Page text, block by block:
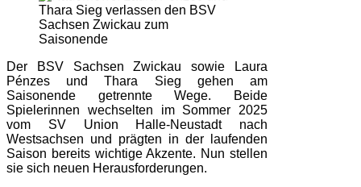
Der BSV Sachsen Zwickau sowie Laura
Pénzes und Thara Sieg gehen am
Saisonende getrennte Wege. Beide
Spielerinnen wechselten im Sommer 2025
vom SV Union Halle-Neustadt nach
Westsachsen und prägten in der laufenden
Saison bereits wichtige Akzente. Nun stellen
sie sich neuen Herausforderungen.